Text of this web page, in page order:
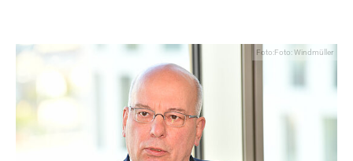
Foto:Foto: Windmüller